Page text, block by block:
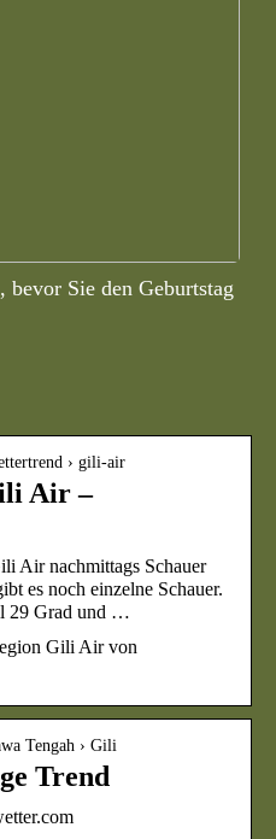
bevor Sie den Geburtstag
› gili-air
Air –
Air nachmittags Schauer
es noch einzelne Schauer.
29 Grad und …
Gili Air von
Tengah › Gili
Trend